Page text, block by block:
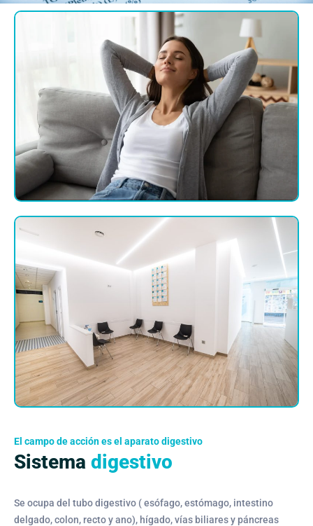
El campo de acción es el aparato digestivo
Sistema digestivo
Se ocupa del tubo digestivo ( esófago, estómago, intestino
delgado, colon, recto y ano), hígado, vías biliares y páncreas